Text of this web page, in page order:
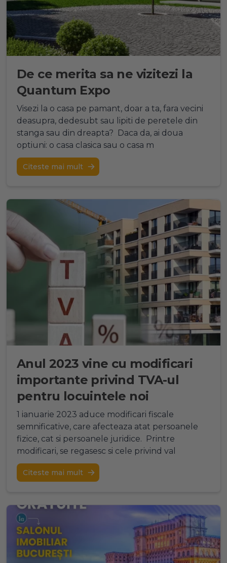
De ce merita sa ne vizitezi la
Quantum Expo
Visezi la o casa pe pamant, doar a ta, fara vecini
deasupra, dedesubt sau lipiti de peretele din
stanga sau din dreapta? Daca da, ai doua
optiuni: o casa clasica sau o casa m
Citeste mai mult
Anul 2023 vine cu modificari
importante privind TVA-ul
pentru locuintele noi
1 ianuarie 2023 aduce modificari fiscale
semnificative, care afecteaza atat persoanele
fizice, cat si persoanele juridice. Printre
modificari, se regasesc si cele privind val
Citeste mai mult